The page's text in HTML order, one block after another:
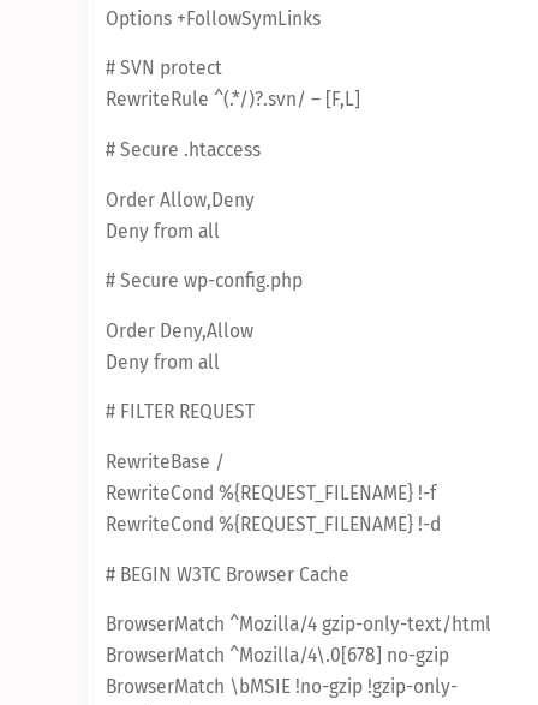
Options +FollowSymLinks
# SVN protect
RewriteRule ^(.*/)?.svn/ – [F,L]
# Secure .htaccess
Order Allow,Deny
Deny from all
# Secure wp-config.php
Order Deny,Allow
Deny from all
# FILTER REQUEST
RewriteBase /
RewriteCond %{REQUEST_FILENAME} !-f
RewriteCond %{REQUEST_FILENAME} !-d
# BEGIN W3TC Browser Cache
BrowserMatch ^Mozilla/4 gzip-only-text/html
BrowserMatch ^Mozilla/4\.0[678] no-gzip
BrowserMatch \bMSIE !no-gzip !gzip-only-